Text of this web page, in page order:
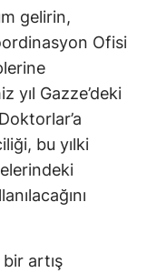
gelirin,
Ofisi
yıl Gazze’deki
bu yılki
bir artış